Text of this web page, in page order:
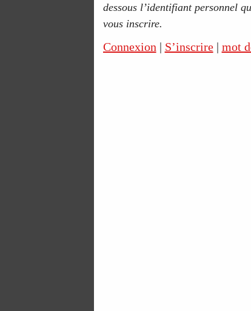
dessous l’identifiant personnel
vous inscrire.
Connexion | S’inscrire| mot